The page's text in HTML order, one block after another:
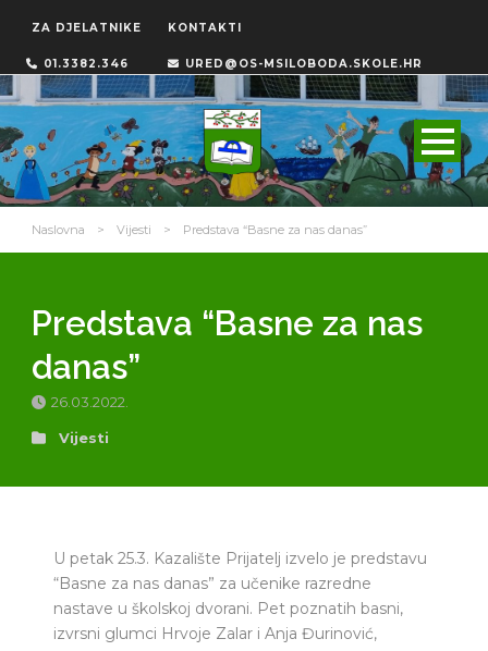
ZA DJELATNIKE KONTAKTI
01.3382.346 URED@OS-MSILOBODA.SKOLE.HR
Naslovna > Vijesti > Predstava “Basne za nas danas”
Predstava “Basne za nas
danas”
26.03.2022.
Vijesti
U petak 25.3. Kazalište Prijatelj izvelo je predstavu
“Basne za nas danas” za učenike razredne
nastave u školskoj dvorani. Pet poznatih basni,
izvrsni glumci Hrvoje Zalar i Anja Đurinović,